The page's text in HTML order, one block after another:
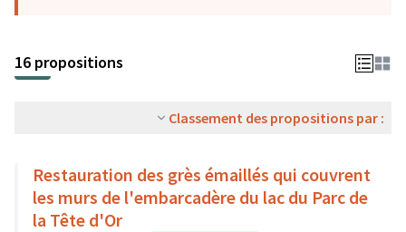
16 propositions
Classement des propositions par :
Restauration des grès émaillés qui couvrent
les murs de l'embarcadère du lac du Parc de
la Tête d'Or